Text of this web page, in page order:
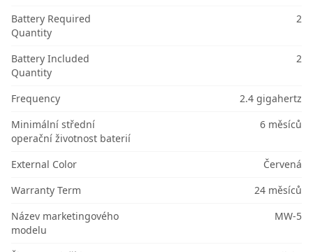
Battery Required
Quantity
2
Battery Included
Quantity
2
Frequency
2.4 gigahertz
Minimální střední
operační životnost baterií
6 měsíců
External Color
Červená
Warranty Term
24 měsíců
Název marketingového
modelu
MW-5